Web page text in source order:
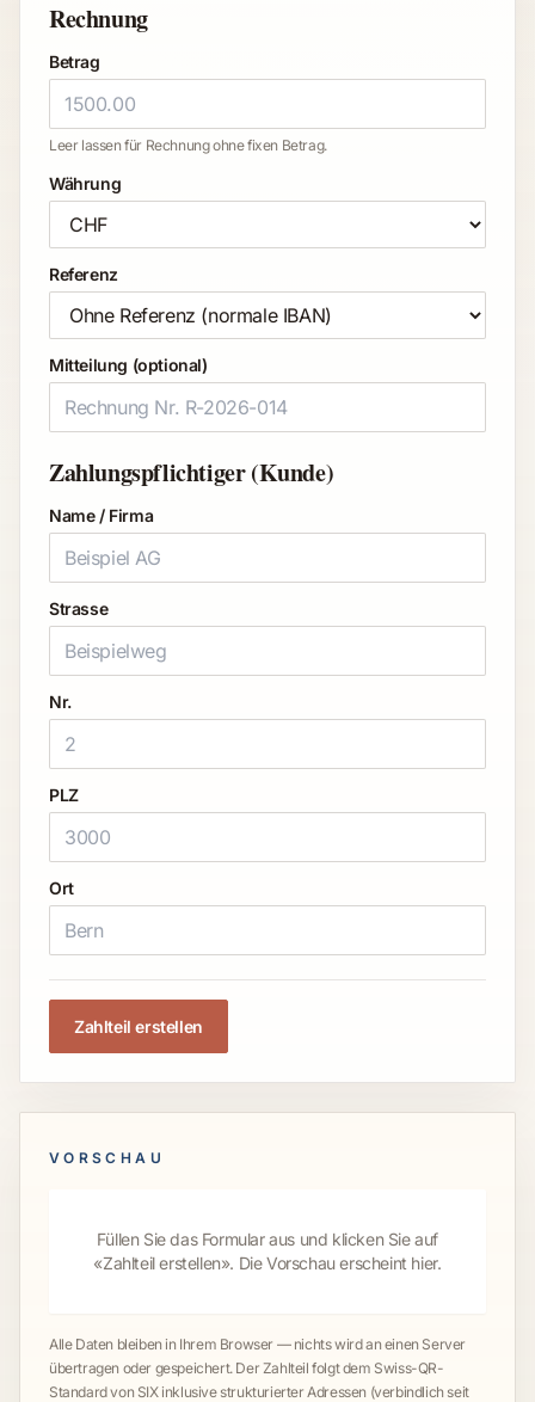
Rechnung
Betrag
Leer lassen für Rechnung ohne fixen Betrag.
Währung
Referenz
Mitteilung (optional)
Zahlungspflichtiger (Kunde)
Name / Firma
Strasse
Nr.
PLZ
Ort
Zahlteil erstellen
VORSCHAU
Füllen Sie das Formular aus und klicken Sie auf
«Zahlteil erstellen». Die Vorschau erscheint hier.
Alle Daten bleiben in Ihrem Browser — nichts wird an einen Server
übertragen oder gespeichert. Der Zahlteil folgt dem Swiss-QR-
Standard von SIX inklusive strukturierter Adressen (verbindlich seit